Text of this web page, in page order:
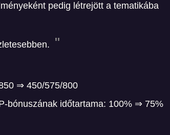
pedig létrejött a tematikába
⇒ 450/575/800
bónuszának időtartama: 100% ⇒ 75%